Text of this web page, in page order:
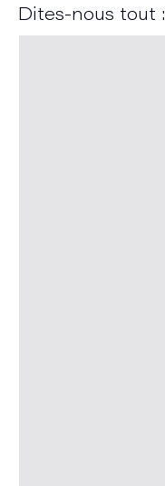
Dites-nous tout :